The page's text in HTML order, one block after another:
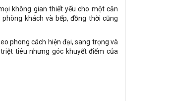
không gian thiết yếu cho một căn
khách và bếp, đồng thời cũng
phong cách hiện đại, sang trọng và
tiêu nhưng góc khuyết điểm của